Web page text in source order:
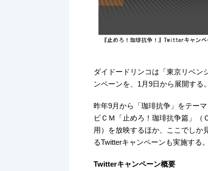
ダイドードリンコは「東京リベン
ンペーンを、1月9日から展開する。
昨年9月から「珈琲抗争」をテー
ビＣＭ「止めろ！珈琲抗争篇」（
用）を放映するほか、ここでしか
るTwitterキャンペーンも実施する。
Twitterキャンペーン概要